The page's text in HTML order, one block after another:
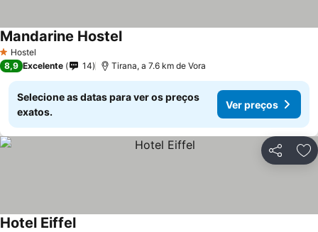
1 Estrelas
Hostel
Mandarine Hostel
8,9 Excelente 14 Tirana, a 7.6 km de Vora
Selecione as datas para ver os preços
exatos.
Ver preços
Partilhar
Hotel Eiffel